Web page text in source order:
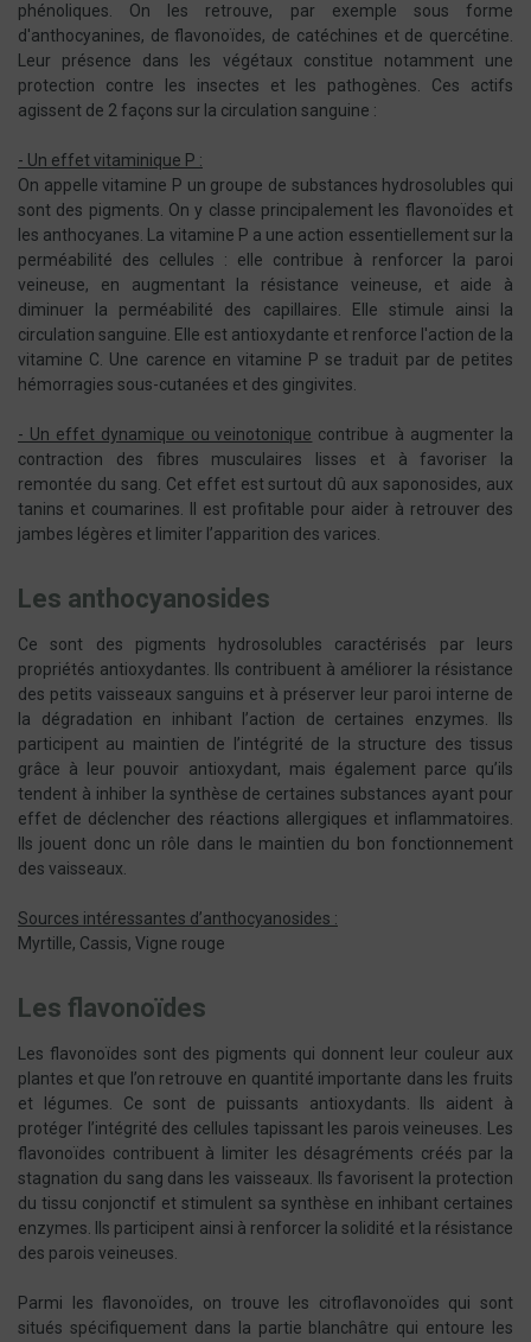
phénoliques. On les retrouve, par exemple sous forme
d'anthocyanines, de flavonoïdes, de catéchines et de quercétine.
Leur présence dans les végétaux constitue notamment une
protection contre les insectes et les pathogènes. Ces actifs
agissent de 2 façons sur la circulation sanguine :
- Un effet vitaminique P :
On appelle vitamine P un groupe de substances hydrosolubles qui
sont des pigments. On y classe principalement les flavonoïdes et
les anthocyanes. La vitamine P a une action essentiellement sur la
perméabilité des cellules : elle contribue à renforcer la paroi
veineuse, en augmentant la résistance veineuse, et aide à
diminuer la perméabilité des capillaires. Elle stimule ainsi la
circulation sanguine. Elle est antioxydante et renforce l'action de la
vitamine C. Une carence en vitamine P se traduit par de petites
hémorragies sous-cutanées et des gingivites.
- Un effet dynamique ou veinotonique contribue à augmenter la
contraction des fibres musculaires lisses et à favoriser la
remontée du sang. Cet effet est surtout dû aux saponosides, aux
tanins et coumarines. Il est profitable pour aider à retrouver des
jambes légères et limiter l’apparition des varices.
Les anthocyanosides
Ce sont des pigments hydrosolubles caractérisés par leurs
propriétés antioxydantes. Ils contribuent à améliorer la résistance
des petits vaisseaux sanguins et à préserver leur paroi interne de
la dégradation en inhibant l’action de certaines enzymes. Ils
participent au maintien de l’intégrité de la structure des tissus
grâce à leur pouvoir antioxydant, mais également parce qu’ils
tendent à inhiber la synthèse de certaines substances ayant pour
effet de déclencher des réactions allergiques et inflammatoires.
Ils jouent donc un rôle dans le maintien du bon fonctionnement
des vaisseaux.
Sources intéressantes d’anthocyanosides :
Myrtille, Cassis, Vigne rouge
Les flavonoïdes
Les flavonoïdes sont des pigments qui donnent leur couleur aux
plantes et que l’on retrouve en quantité importante dans les fruits
et légumes. Ce sont de puissants antioxydants. Ils aident à
protéger l’intégrité des cellules tapissant les parois veineuses. Les
flavonoïdes contribuent à limiter les désagréments créés par la
stagnation du sang dans les vaisseaux. Ils favorisent la protection
du tissu conjonctif et stimulent sa synthèse en inhibant certaines
enzymes. Ils participent ainsi à renforcer la solidité et la résistance
des parois veineuses.
Parmi les flavonoïdes, on trouve les citroflavonoïdes qui sont
situés spécifiquement dans la partie blanchâtre qui entoure les